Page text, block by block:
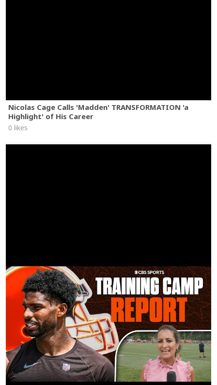
Nicolas Cage Calls 'Madden' TRANSFORMATION 'a
Highlight' of His Career
0 likes